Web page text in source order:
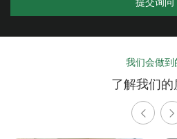
我们会做到
了解我们